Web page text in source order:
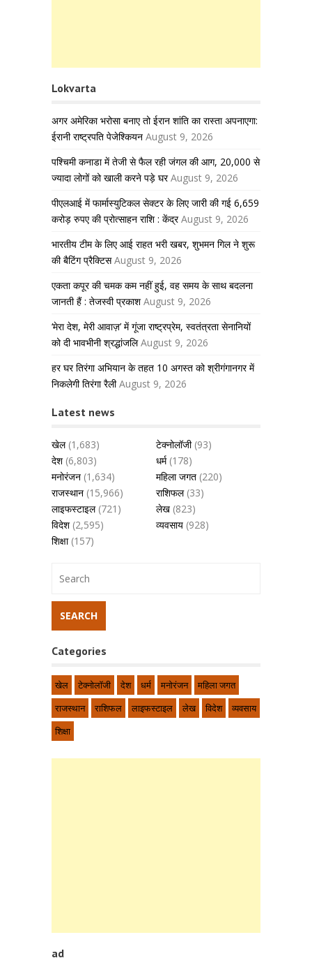
Lokvarta
अगर अमेरिका भरोसा बनाए तो ईरान शांति का रास्ता अपनाएगा:
ईरानी राष्ट्रपति पेजेश्कियन August 9, 2026
पश्चिमी कनाडा में तेजी से फैल रही जंगल की आग, 20,000 से
ज्यादा लोगों को खाली करने पड़े घर August 9, 2026
पीएलआई में फार्मास्युटिकल सेक्टर के लिए जारी की गई 6,659
करोड़ रुपए की प्रोत्साहन राशि : केंद्र August 9, 2026
भारतीय टीम के लिए आई राहत भरी खबर, शुभमन गिल ने शुरू
की बैटिंग प्रैक्टिस August 9, 2026
एकता कपूर की चमक कम नहीं हुई, वह समय के साथ बदलना
जानती हैं : तेजस्वी प्रकाश August 9, 2026
‘मेरा देश, मेरी आवाज़’ में गूंजा राष्ट्रप्रेम, स्वतंत्रता सेनानियों
को दी भावभीनी श्रद्धांजलि August 9, 2026
हर घर तिरंगा अभियान के तहत 10 अगस्त को श्रीगंगानगर में
निकलेगी तिरंगा रैली August 9, 2026
Latest news
खेल(1,683) टेक्नोलॉजी(93)
देश(6,803) धर्म(178)
मनोरंजन (1,634) महिला जगत (220)
राजस्थान (15,966) राशिफल(33)
लाइफस्टाइल(721) लेख (823)
विदेश(2,595) व्यवसाय (928)
शिक्षा(157)
Categories
खेल टेक्नोलॉजी देश धर्म मनोरंजन
महिला जगत
राजस्थान
राशिफल लाइफस्टाइल लेख विदेश
व्यवसाय
शिक्षा
ad